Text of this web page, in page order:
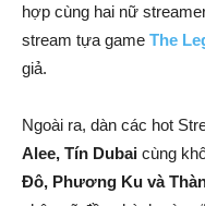
hợp cùng hai nữ
stream tựa game The
giả.
Ngoài ra, dàn các hot
Alee, Tín Dubai cùng
Đô, Phương Ku và